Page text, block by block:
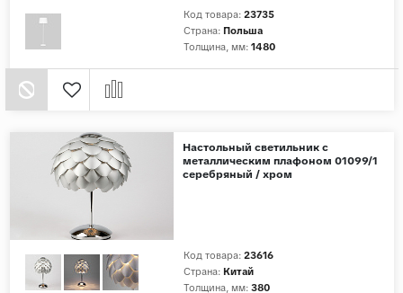
Код товара: 23735
Страна: Польша
Толщина, мм: 1480
Настольный светильник с
металлическим плафоном 01099/1
серебряный / хром
Код товара: 23616
Страна: Китай
Толщина, мм: 380